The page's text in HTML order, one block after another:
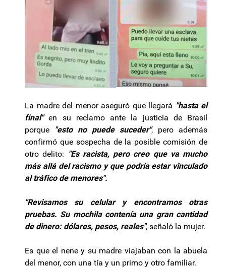
La madre del menor aseguró que llegará "hasta el
final"en su reclamo ante la justicia de Brasil
porque
"esto no puede suceder", pero además
confirmó que sospecha de la posible comisión de
otro delito: "Es racista, pero creo que va mucho
más allá del racismo y que podría estar vinculado
al tráfico de menores".
"Revisamos su celular y encontramos otras
pruebas. Su mochila contenía una gran cantidad
de dinero: dólares, pesos, reales", señaló la mujer.
Es que el nene y su madre viajaban con la abuela
del menor, con una tía y un primo y otro familiar.